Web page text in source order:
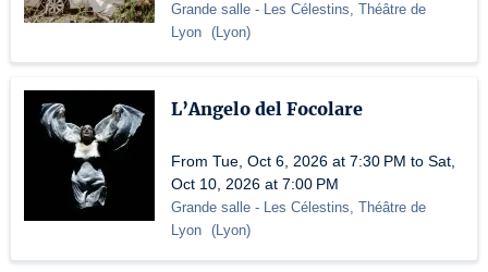
Grande salle - Les Célestins, Théâtre de
Lyon (Lyon)
L’Angelo del Focolare
From Tue, Oct 6, 2026 at 7:30 PM to Sat,
Oct 10, 2026 at 7:00 PM
Grande salle - Les Célestins, Théâtre de
Lyon (Lyon)